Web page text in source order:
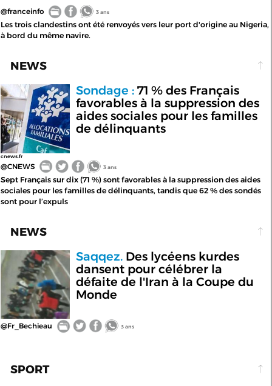
@franceinfo 3 ans
Les trois clandestins ont été renvoyés vers leur port d'origine au Nigeria,
à bord du même navire.
NEWS
cnews.fr
Sondage :71 % des Français
favorables à la suppression des
aides sociales pour les familles
de délinquants
@CNEWS 3 ans
Sept Français sur dix (71 %) sont favorables à la suppression des aides
sociales pour les familles de délinquants, tandis que 62 % des sondés
sont pour l’expuls
NEWS
Saqqez.Des lycéens kurdes
dansent pour célébrer la
défaite de l'Iran à la Coupe du
Monde
@Fr_Bechieau 3 ans
SPORT